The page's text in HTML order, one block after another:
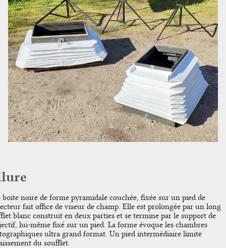
boite noire de forme pyramidale couchée, fixée sur un pied de
fait office de viseur de champ. Elle est prolongée par un long
blanc construit en deux parties et se termine par le support de
lui-même fixé sur un pied. La forme évoque les chambres
ultra grand format. Un pied intermédiaire limite
du soufflet.